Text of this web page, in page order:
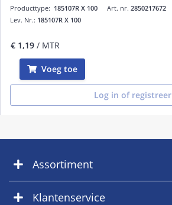
Art. nr. 2850217672
Producttype: 185107R X 100
Lev. Nr.: 185107R X 100
€ 1,19 / MTR
Voeg toe
Log in of registreer
Assortiment
Klantenservice